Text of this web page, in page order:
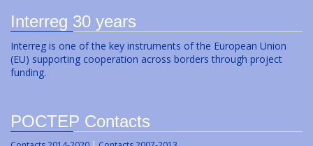
Interreg 30 years
Interreg is one of the key instruments of the European Union
(EU) supporting cooperation across borders through project
funding.
POCTEP Contacts